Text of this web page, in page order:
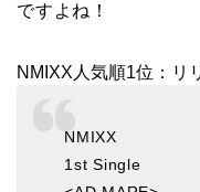
ですよね！
NMIXX人気順1位：リ
NMIXX
1st Single